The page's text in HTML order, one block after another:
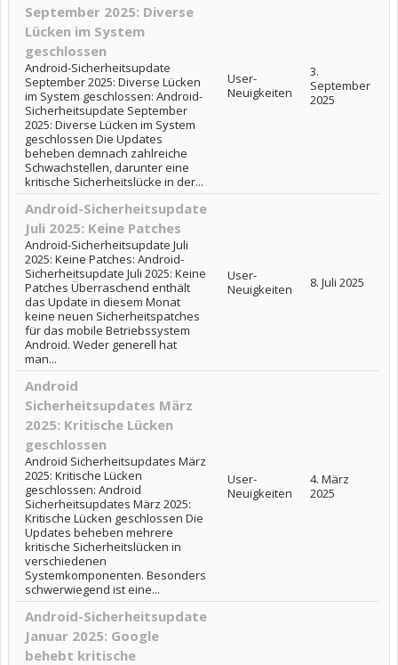
September 2025: Diverse
Lücken im System
geschlossen
Android-Sicherheitsupdate
September 2025: Diverse Lücken
im System geschlossen: Android-
Sicherheitsupdate September
2025: Diverse Lücken im System
geschlossen Die Updates
beheben demnach zahlreiche
Schwachstellen, darunter eine
kritische Sicherheitslücke in der...
User-
Neuigkeiten
3.
September
2025
Android-Sicherheitsupdate
Juli 2025: Keine Patches
Android-Sicherheitsupdate Juli
2025: Keine Patches: Android-
Sicherheitsupdate Juli 2025: Keine
Patches Überraschend enthält
das Update in diesem Monat
keine neuen Sicherheitspatches
für das mobile Betriebssystem
Android. Weder generell hat
man...
User-
Neuigkeiten
8. Juli 2025
Android
Sicherheitsupdates März
2025: Kritische Lücken
geschlossen
Android Sicherheitsupdates März
2025: Kritische Lücken
geschlossen: Android
Sicherheitsupdates März 2025:
Kritische Lücken geschlossen Die
Updates beheben mehrere
kritische Sicherheitslücken in
verschiedenen
Systemkomponenten. Besonders
schwerwiegend ist eine...
User-
Neuigkeiten
4. März
2025
Android-Sicherheitsupdate
Januar 2025: Google
behebt kritische